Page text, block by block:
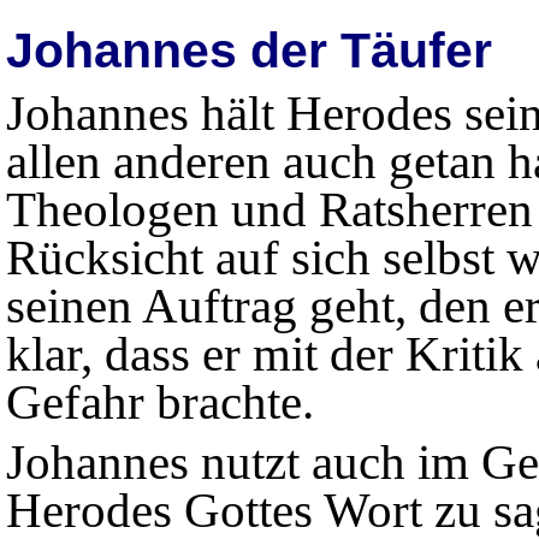
Johannes der Täufer
Johannes hält Herodes
allen anderen auch getan
Theologen und
Rücksicht auf sich selbst
seinen Auftrag geht, den
klar, dass er mit der Kritik
Gefahr brachte.
Johannes nutzt auch im
Herodes Gottes Wort zu